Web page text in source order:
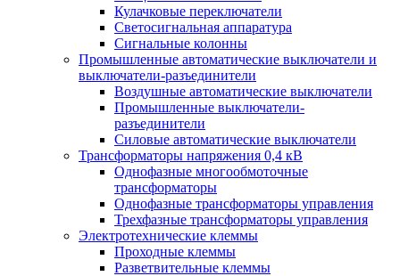
Кулачковые переключатели
Светосигнальная аппаратура
Сигнальные колонны
Промышленные автоматические выключатели и
выключатели-разъединители
Воздушные автоматические выключатели
Промышленные выключатели-
разъединители
Силовые автоматические выключатели
Трансформаторы напряжения 0,4 кВ
Однофазные многообмоточные
трансформаторы
Однофазные трансформаторы управления
Трехфазные трансформаторы управления
Электротехнические клеммы
Проходные клеммы
Разветвительные клеммы